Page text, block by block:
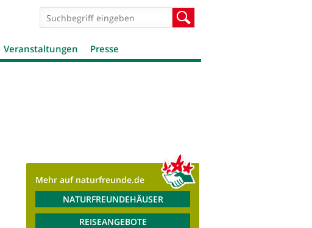
Suchformular
Veranstaltungen Presse
Mehr auf naturfreunde.de
NATURFREUNDEHÄUSER
REISEANGEBOTE